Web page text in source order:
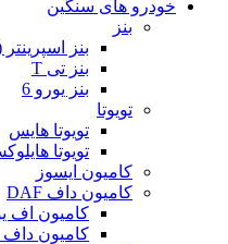
خودرو های سنگین
بنز
بنز
بنز تی T
بنز یورو 6
تویوتا
تویوتا هایس
تویوتا
کامیون ایسوز
کامیون داف DAF
کامیون اف
کامیون داف